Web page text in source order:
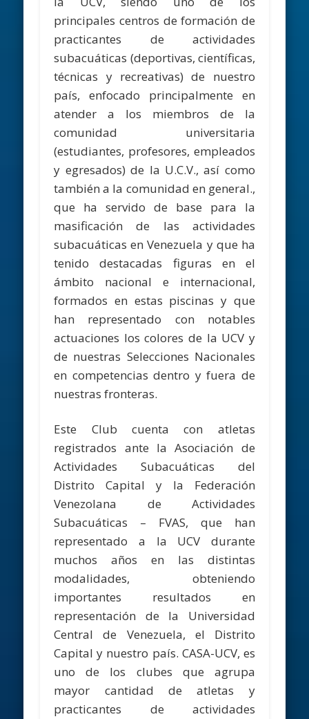
principales centros de formación de
practicantes de actividades
subacuáticas (deportivas, científicas,
técnicas y recreativas) de nuestro
país, enfocado principalmente en
atender a los miembros de la
comunidad universitaria
(estudiantes, profesores, empleados
y egresados) de la U.C.V., así como
también a la comunidad en general.,
que ha servido de base para la
masificación de las actividades
subacuáticas en Venezuela y que ha
tenido destacadas figuras en el
ámbito nacional e internacional,
formados en estas piscinas y que
han representado con notables
actuaciones los colores de la UCV y
de nuestras Selecciones Nacionales
en competencias dentro y fuera de
nuestras fronteras.
Este Club cuenta con atletas
registrados ante la Asociación de
Actividades Subacuáticas del
Distrito Capital y la Federación
Venezolana de Actividades
Subacuáticas – FVAS, que han
representado a la UCV durante
muchos años en las distintas
modalidades, obteniendo
importantes resultados en
representación de la Universidad
Central de Venezuela, el Distrito
Capital y nuestro país. CASA-UCV, es
uno de los clubes que agrupa
mayor cantidad de atletas y
practicantes de actividades